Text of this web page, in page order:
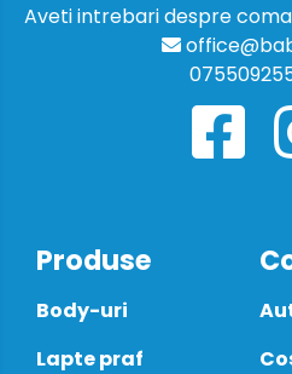
Aveti intrebari despre
Produse
Body-uri
Lapte praf